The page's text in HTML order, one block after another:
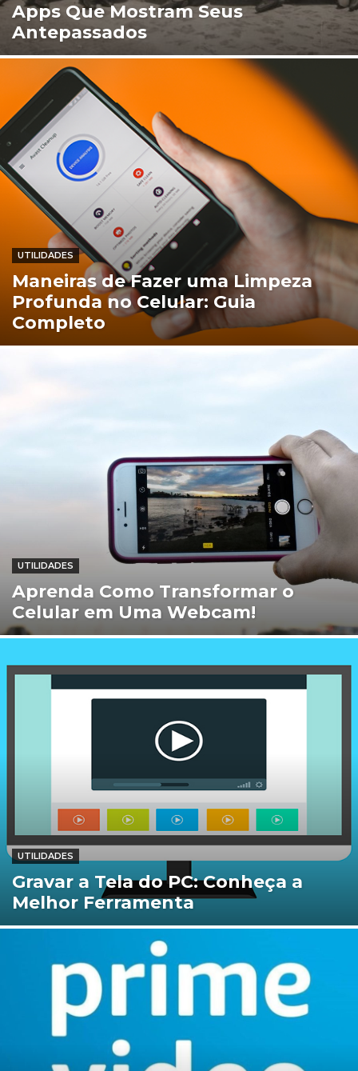
Apps Que Mostram Seus
Antepassados
UTILIDADES
Maneiras de Fazer uma Limpeza
Profunda no Celular: Guia
Completo
UTILIDADES
Aprenda Como Transformar o
Celular em Uma Webcam!
UTILIDADES
Gravar a Tela do PC: Conheça a
Melhor Ferramenta